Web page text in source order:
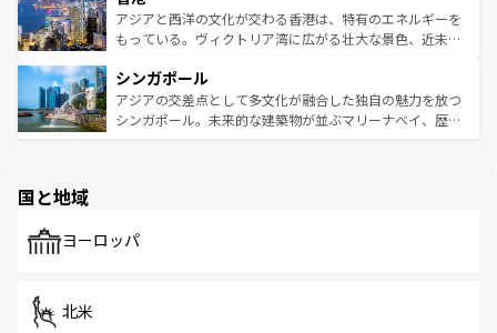
ひ現地で味わいたい。どの地域を訪れてもあたたかい人々
が旅行者を迎えてくれるので、きっと忘れられない旅にな
参照してほしい。
帯で自然と触れ合い、南部ではプーケットやクラビの美し
いビーチでリゾート気分を楽しむことができる。タイ料理
激する。気候は一年中温暖で、どの季節にも異なる楽しみ
が待っている。親しみやすいタイの人々、仏教を中心とし
た文化、そして多様な観光資源が、訪れる旅人を魅了し続
アジアと西洋の文化が交わる香港は、特有のエネルギーを
もっている。ヴィクトリア湾に広がる壮大な景色、近未来
み、どこを訪れても感動するはず。観光スポットが密集し
ており、効率よく見どころを回れるのも魅力。息をのむよ
うな絶景から文化的な体験まで、香港を存分に楽しみ尽く
シンガポール
アジアの交差点として多文化が融合した独自の魅力を放つ
シンガポール。未来的な建築物が並ぶマリーナベイ、歴史
で、ホーカーズは地元の風情を楽しめる外せないスポット
国と地域
ヨーロッパ
北米